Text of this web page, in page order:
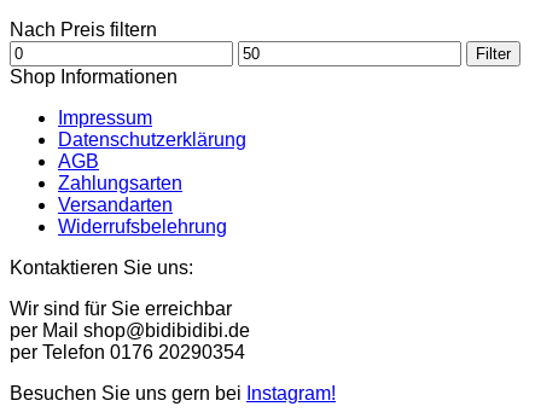
Nach Preis filtern
Min.
Preis
Max.
Preis
Filter
Shop Informationen
Impressum
Datenschutzerklärung
AGB
Zahlungsarten
Versandarten
Widerrufsbelehrung
Kontaktieren Sie uns:
Wir sind für Sie erreichbar
per Mail shop@bidibidibi.de
per Telefon 0176 20290354
Besuchen Sie uns gern bei Instagram!